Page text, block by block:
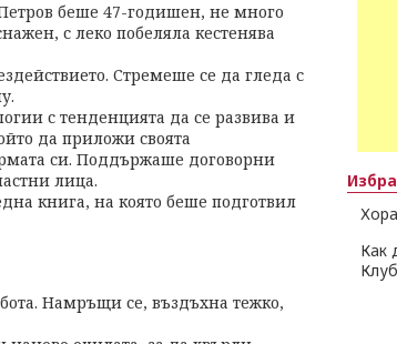
беше 47-годишен, не много
с леко побеляла кестенява
Стремеше се да гледа с
с тенденцията да се развива и
да приложи своята
си. Поддържаше договорни
лица.
книга, на която беше подготвил
Намръщи се, въздъхна тежко,
Как